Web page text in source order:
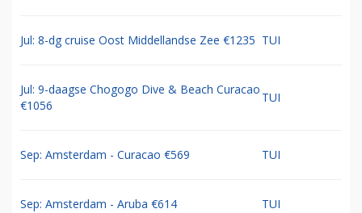
Jul: 8-dg cruise Oost Middellandse Zee €1235 TUI
Jul: 9-daagse Chogogo Dive & Beach Curacao
€1056
TUI
Sep: Amsterdam - Curacao €569 TUI
Sep: Amsterdam - Aruba €614 TUI